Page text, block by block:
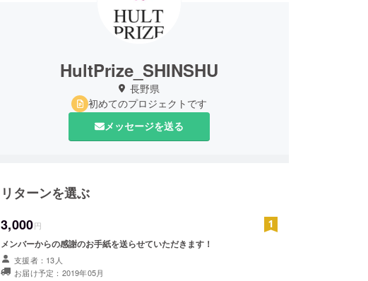
HultPrize_SHINSHU
長野県
初めてのプロジェクトです
メッセージを送る
リターンを選ぶ
3,000円
メンバーからの感謝のお手紙を送らせていただきます！
支援者：13人
お届け予定：2019年05月